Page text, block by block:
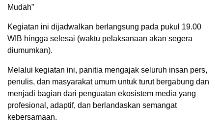
Mudah”
Kegiatan ini dijadwalkan berlangsung pada pukul 19.00
WIB hingga selesai (waktu pelaksanaan akan segera
diumumkan).
Melalui kegiatan ini, panitia mengajak seluruh insan pers,
penulis, dan masyarakat umum untuk turut bergabung dan
menjadi bagian dari penguatan ekosistem media yang
profesional, adaptif, dan berlandaskan semangat
kebersamaan.